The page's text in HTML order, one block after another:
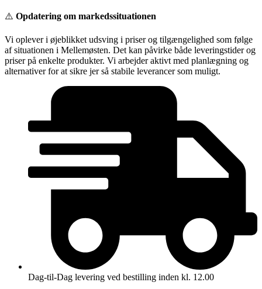
Videre
indhold
⚠️ Opdatering om markedssituationen
Vi oplever i øjeblikket udsving i priser og tilgængelighed som følge
af situationen i Mellemøsten. Det kan påvirke både leveringstider og
priser på enkelte produkter. Vi arbejder aktivt med planlægning og
alternativer for at sikre jer så stabile leverancer som muligt.
Dag-til-Dag levering ved bestilling inden kl. 12.00